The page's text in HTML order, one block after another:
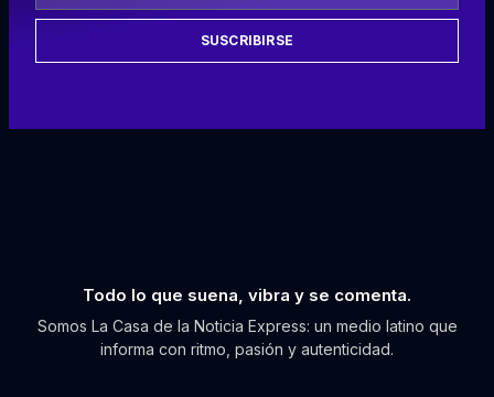
SUSCRIBIRSE
Todo lo que suena, vibra y se comenta.
Somos La Casa de la Noticia Express: un medio latino que
informa con ritmo, pasión y autenticidad.